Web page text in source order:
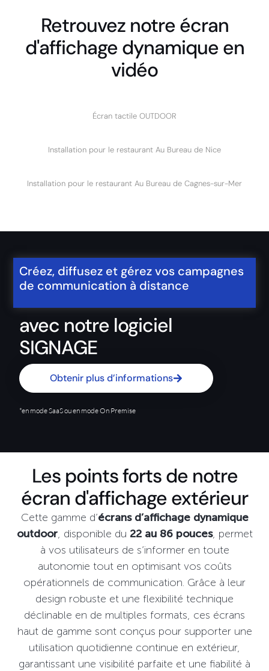
Retrouvez notre écran
d'affichage dynamique en
vidéo
Écran tactile OUTDOOR
Installation pour le restaurant Au Bureau de Nice
Installation pour le restaurant Au Bureau de Cagnes-sur-Mer
Créez, diffusez et gérez vos campagnes
de communication à distance
avec notre logiciel
SIGNAGE
Obtenir plus d’informations
*en mode SaaS ou en mode On Premise
Les points forts de notre
écran d'affichage extérieur
Cette gamme d’écrans d’affichage dynamique
outdoor, disponible du 22 au 86 pouces, permet
à vos utilisateurs de s’informer en toute
autonomie tout en optimisant vos coûts
opérationnels de communication. Grâce à leur
design robuste et une flexibilité technique
déclinable en de multiples formats, ces écrans
haut de gamme sont conçus pour supporter une
utilisation quotidienne continue en extérieur,
garantissant une visibilité parfaite et une fiabilité à